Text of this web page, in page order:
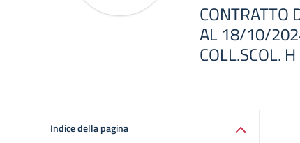
CONTRATTO
AL 18/10/
COLL.SCOL.
Indice della pagina